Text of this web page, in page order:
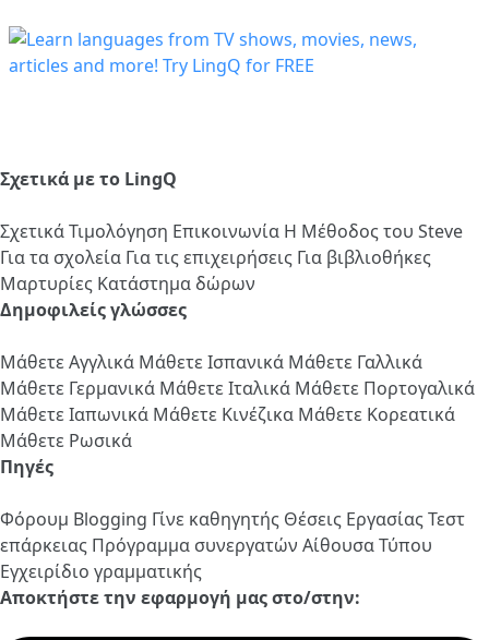
Σχετικά με το LingQ
ΣχετικάΤιμολόγηση Επικοινωνία Η Μέθοδος του Steve
Για τα σχολεία Για τις επιχειρήσεις Για βιβλιοθήκες
Μαρτυρίες Κατάστημα δώρων
Δημοφιλείς γλώσσες
Μάθετε Αγγλικά Μάθετε Ισπανικά Μάθετε Γαλλικά
Μάθετε Γερμανικά Μάθετε Ιταλικά Μάθετε Πορτογαλικά
Μάθετε Ιαπωνικά Μάθετε Κινέζικα Μάθετε Κορεατικά
Μάθετε Ρωσικά
Πηγές
Φόρουμ Blogging Γίνε καθηγητής Θέσεις ΕργασίαςΤεστ
επάρκειας Πρόγραμμα συνεργατών Αίθουσα Τύπου
Εγχειρίδιο γραμματικής
Αποκτήστε την εφαρμογή μας στο/στην: